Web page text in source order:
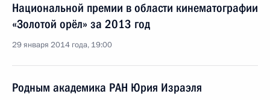
Национальной премии в области кинематографии
«Золотой орёл» за 2013 год
29 января 2014 года, 19:00
Родным академика РАН Юрия Израэля